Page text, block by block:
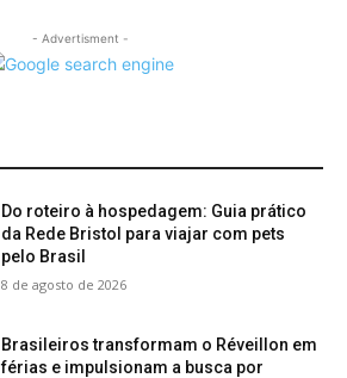
- Advertisment -
Do roteiro à hospedagem: Guia prático
da Rede Bristol para viajar com pets
pelo Brasil
8 de agosto de 2026
Brasileiros transformam o Réveillon em
férias e impulsionam a busca por